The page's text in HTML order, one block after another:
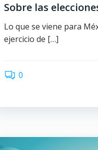
Sobre las
Lo que se viene para
ejercicio de […]
0